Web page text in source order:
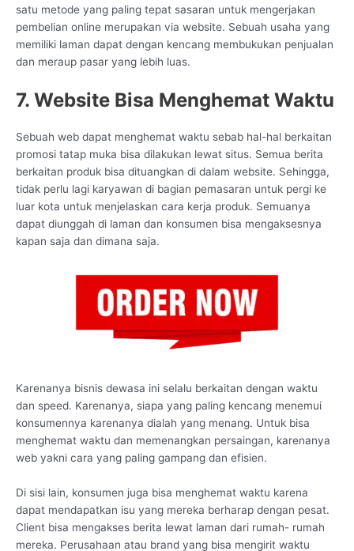
satu metode yang paling tepat sasaran untuk mengerjakan
pembelian online merupakan via website. Sebuah usaha yang
memiliki laman dapat dengan kencang membukukan penjualan
dan meraup pasar yang lebih luas.
7. Website Bisa Menghemat Waktu
Sebuah web dapat menghemat waktu sebab hal-hal berkaitan
promosi tatap muka bisa dilakukan lewat situs. Semua berita
berkaitan produk bisa dituangkan di dalam website. Sehingga,
tidak perlu lagi karyawan di bagian pemasaran untuk pergi ke
luar kota untuk menjelaskan cara kerja produk. Semuanya
dapat diunggah di laman dan konsumen bisa mengaksesnya
kapan saja dan dimana saja.
Karenanya bisnis dewasa ini selalu berkaitan dengan waktu
dan speed. Karenanya, siapa yang paling kencang menemui
konsumennya karenanya dialah yang menang. Untuk bisa
menghemat waktu dan memenangkan persaingan, karenanya
web yakni cara yang paling gampang dan efisien.
Di sisi lain, konsumen juga bisa menghemat waktu karena
dapat mendapatkan isu yang mereka berharap dengan pesat.
Client bisa mengakses berita lewat laman dari rumah- rumah
mereka. Perusahaan atau brand yang bisa mengirit waktu